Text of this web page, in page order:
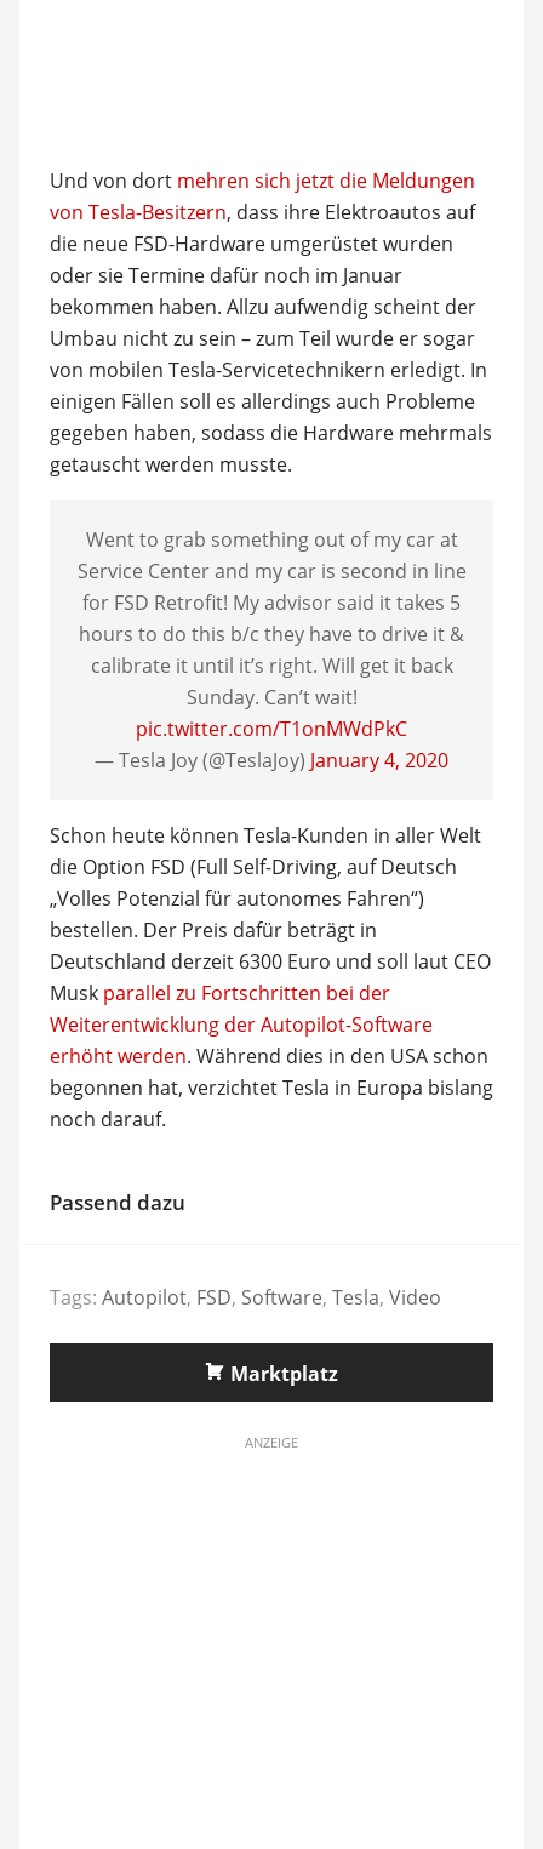
Und von dort mehren sich jetzt die Meldungen
von Tesla-Besitzern, dass ihre Elektroautos auf
die neue FSD-Hardware umgerüstet wurden
oder sie Termine dafür noch im Januar
bekommen haben. Allzu aufwendig scheint der
Umbau nicht zu sein – zum Teil wurde er sogar
von mobilen Tesla-Servicetechnikern erledigt. In
einigen Fällen soll es allerdings auch Probleme
gegeben haben, sodass die Hardware mehrmals
getauscht werden musste.
Went to grab something out of my car at
Service Center and my car is second in line
for FSD Retrofit! My advisor said it takes 5
hours to do this b/c they have to drive it &
calibrate it until it’s right. Will get it back
Sunday. Can’t wait!
pic.twitter.com/T1onMWdPkC
— Tesla Joy (@TeslaJoy) January 4, 2020
Schon heute können Tesla-Kunden in aller Welt
die Option FSD (Full Self-Driving, auf Deutsch
„Volles Potenzial für autonomes Fahren“)
bestellen. Der Preis dafür beträgt in
Deutschland derzeit 6300 Euro und soll laut CEO
Musk parallel zu Fortschritten bei der
Weiterentwicklung der Autopilot-Software
erhöht werden. Während dies in den USA schon
begonnen hat, verzichtet Tesla in Europa bislang
noch darauf.
Passend dazu
Tags: Autopilot, FSD, Software, Tesla, Video
Marktplatz
ANZEIGE